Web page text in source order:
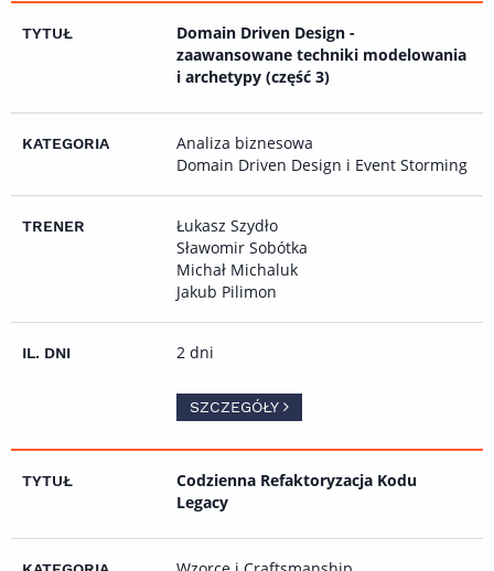
Domain Driven Design -
zaawansowane techniki modelowania
i archetypy (część 3)
Analiza biznesowa
Domain Driven Design i Event Storming
Łukasz Szydło
Sławomir Sobótka
Michał Michaluk
Jakub Pilimon
2 dni
SZCZEGÓŁY
Codzienna Refaktoryzacja Kodu
Legacy